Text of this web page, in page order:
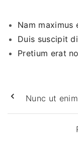
Nam maximus
Duis suscipit
Pretium erat
Nunc ut